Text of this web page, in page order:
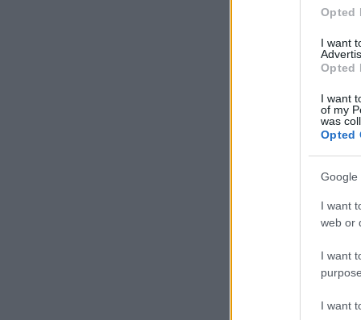
Opted
I want
Opted
I want
of my
was
Opted
Google
I want
web or
I want
I want